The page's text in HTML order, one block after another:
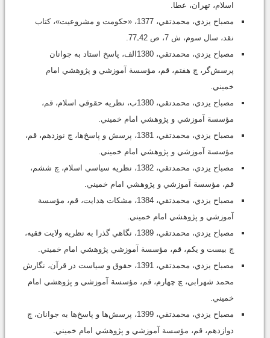
اسلام، تهران، عطا.
مصباح يزدي، محمدتقي، 1377، «حکومت و مشروعيت»، کتاب
نقد، سال سوم، ش 7، ص 42ـ77.
مصباح يزدي، محمدتقي، 1380الف، پاسخ استاد به جوانان
پرسش‌گر، چ هفتم، قم، مؤسسة آموزشي و پژوهشي امام
خميني.
مصباح يزدي، محمدتقي، 1380ب، نظريه حقوقي اسلام، قم،
مؤسسة آموزشي و پژوهشي امام خميني.
مصباح يزدي، محمدتقي، 1381، پرسش و پاسخ‌ها، چ نوزدهم، قم،
مؤسسة آموزشي و پژوهشي امام خميني.
مصباح يزدي، محمدتقي، 1382، نظريه سياسي اسلام، چ ششم،
قم، مؤسسة آموزشي و پژوهشي امام خميني.
مصباح يزدي، محمدتقي، 1384، مشکات هدايت، قم، مؤسسة
آموزشي و پژوهشي امام خميني.
مصباح يزدي، محمدتقي، 1389، نگاهي گذرا به نظريه ولايت فقيه،
چ بيست‌ و ‌يکم، قم، مؤسسة آموزشي پژوهشي امام خميني.
مصباح يزدي، محمدتقي، 1391، حقوق و سياست در قرآن، نگارش
محمد شهرابي، چ چهارم، قم، مؤسسة آموزشي و پژوهشي امام
خميني.
مصباح يزدي، محمدتقي، 1399، پرسش‌ها و پاسخ‌ها به جوانان، چ
دوازدهم، قم، مؤسسة آموزشي و پژوهشي امام خميني.